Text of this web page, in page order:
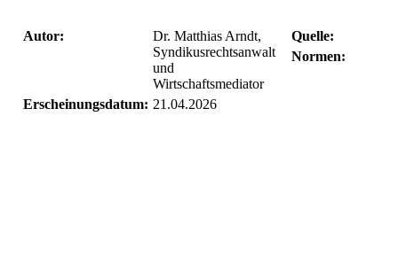
Autor:
Dr. Matthias Arndt,
Syndikusrechtsanwalt
und
Wirtschaftsmediator
Erscheinungsdatum: 21.04.2026
Quelle:
Normen: